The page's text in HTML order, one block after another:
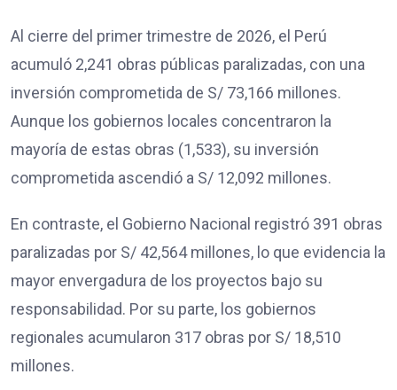
Al cierre del primer trimestre de 2026, el Perú
acumuló 2,241 obras públicas paralizadas, con una
inversión comprometida de S/ 73,166 millones.
Aunque los gobiernos locales concentraron la
mayoría de estas obras (1,533), su inversión
comprometida ascendió a S/ 12,092 millones.
En contraste, el Gobierno Nacional registró 391 obras
paralizadas por S/ 42,564 millones, lo que evidencia la
mayor envergadura de los proyectos bajo su
responsabilidad. Por su parte, los gobiernos
regionales acumularon 317 obras por S/ 18,510
millones.